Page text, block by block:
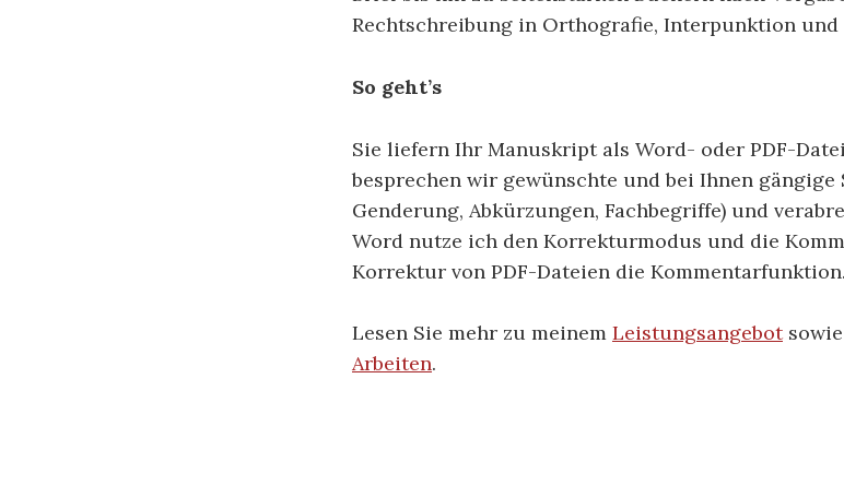
Rechtschreibung in Orthografie, Interpunktion und
So geht’s
Sie liefern Ihr Manuskript als Word- oder PDF-
besprechen wir gewünschte und bei Ihnen gängige
Genderung, Abkürzungen, Fachbegriffe) und
Word nutze ich den Korrekturmodus und die
Korrektur von PDF-Dateien die Kommentarfunktion.
Lesen Sie mehr zu meinem Leistungsangebot
Arbeiten.